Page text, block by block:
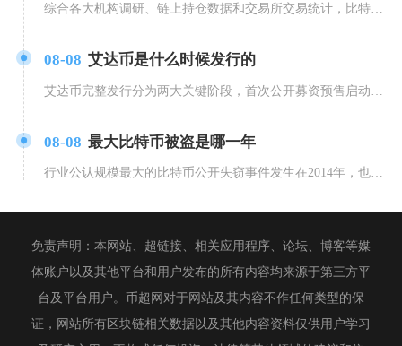
综合各大机构调研、链上持仓数据和交易所交易统计，比特币投资整体赚钱比例可以划分为四大维度结
08-08 艾达币是什么时候发行的
08-08 最大比特币被盗是哪一年
行业公认规模最大的比特币公开失窃事件发生在2014年，也就是圈内熟知的Mt.Gox门头沟事
免责声明：本网站、超链接、相关应用程序、论坛、博客等媒
体账户以及其他平台和用户发布的所有内容均来源于第三方平
台及平台用户。币超网对于网站及其内容不作任何类型的保
证，网站所有区块链相关数据以及其他内容资料仅供用户学习